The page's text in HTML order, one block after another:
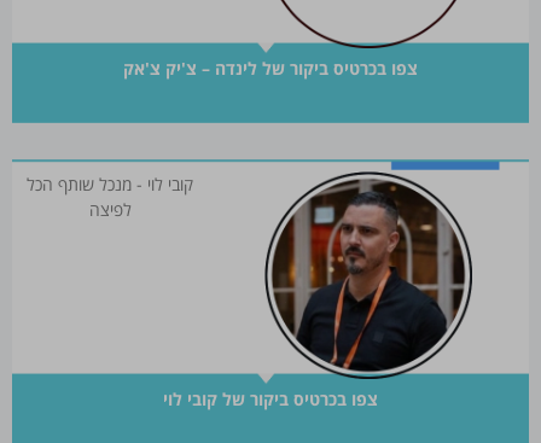
צפו בכרטיס ביקור של לינדה – צ'יק צ'אק
קובי לוי - מנכל שותף הכל
לפיצה
צפו בכרטיס ביקור של קובי לוי